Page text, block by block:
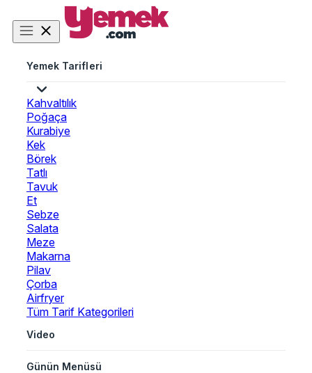
Yemek Tarifleri
Kahvaltılık
Poğaça
Kurabiye
Kek
Börek
Tatlı
Tavuk
Et
Sebze
Salata
Meze
Makarna
Pilav
Çorba
Airfryer
Tüm Tarif Kategorileri
Video
Günün Menüsü